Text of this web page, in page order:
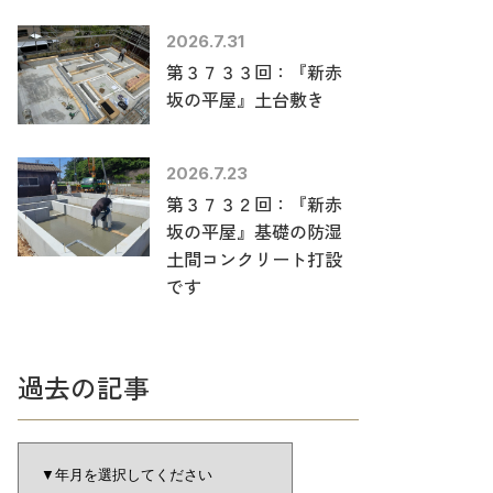
2026.7.31
第３７３３回：『新赤
坂の平屋』土台敷き
2026.7.23
第３７３２回：『新赤
坂の平屋』基礎の防湿
土間コンクリート打設
です
過去の記事